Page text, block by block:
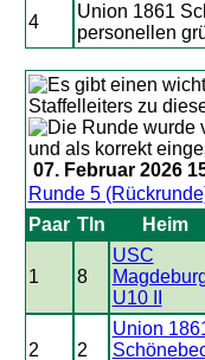
4
Union 1861
personellen
07. Februar 2026
Runde 5
Paar Tln Heim
1 8
USC
U10 II
2 2
Union